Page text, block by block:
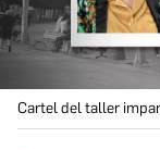
Cartel del taller